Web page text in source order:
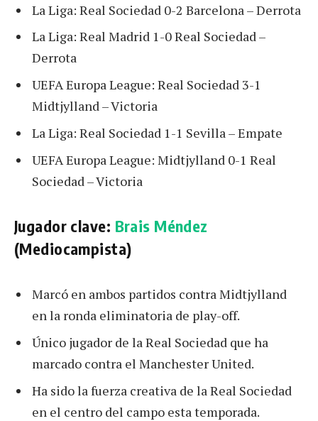
La Liga: Real Sociedad 0-2 Barcelona – Derrota
La Liga: Real Madrid 1-0 Real Sociedad –
Derrota
UEFA Europa League: Real Sociedad 3-1
Midtjylland – Victoria
La Liga: Real Sociedad 1-1 Sevilla – Empate
UEFA Europa League: Midtjylland 0-1 Real
Sociedad – Victoria
Jugador clave: Brais Méndez
(Mediocampista)
Marcó en ambos partidos contra Midtjylland
en la ronda eliminatoria de play-off.
Único jugador de la Real Sociedad que ha
marcado contra el Manchester United.
Ha sido la fuerza creativa de la Real Sociedad
en el centro del campo esta temporada.